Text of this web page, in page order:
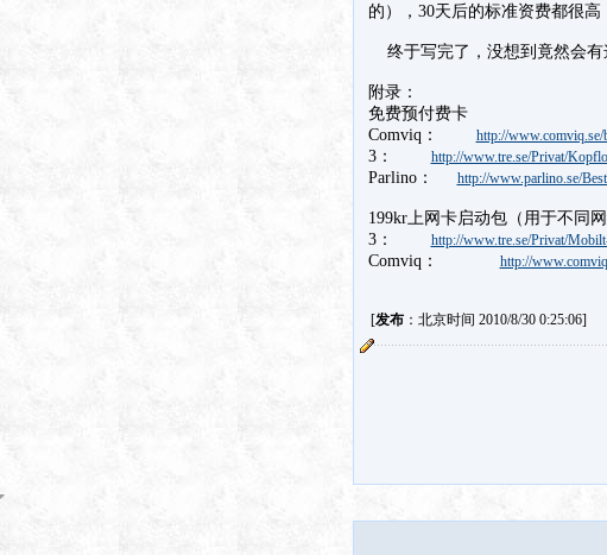
的），30天后的标准资费都很
终于写完了，没想到竟然会有
附录：
免费预付费卡
Comviq： http://
3： http://www.tre.se/Privat/
Parlino： http://www.parlino.se/
199kr上网卡启动包（用于不同
3： http://www.tre.se/Privat/
Comviq： http://
[发布：北京时间 2010/8/30 0:25:06]